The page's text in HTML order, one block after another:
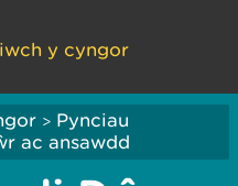
y cyngor
> Pynciau
ac ansawdd